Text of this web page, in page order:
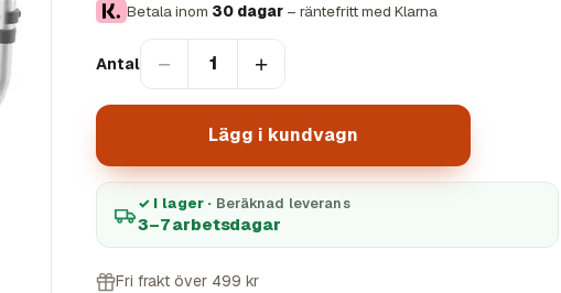
Betala inom 30 dagar – räntefritt med Klarna
Antal − 1 +
Lägg i kundvagn
✓ I lager · Beräknad leverans
3–7 arbetsdagar
Fri frakt över 499 kr